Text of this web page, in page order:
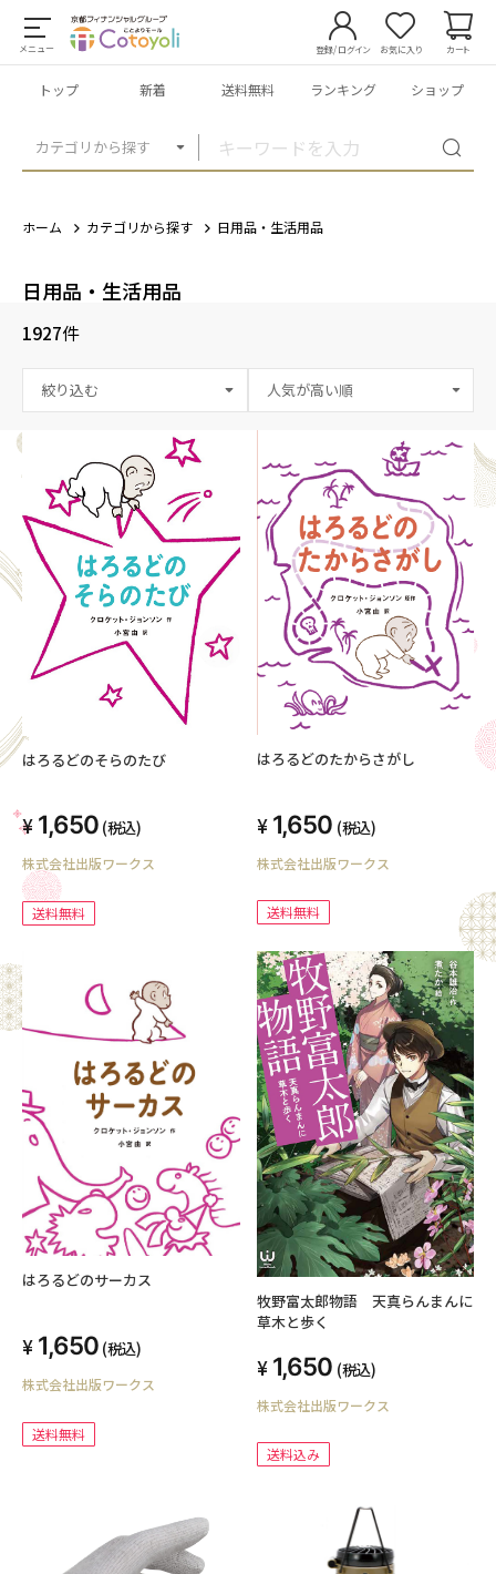
メニュー
カテゴリから探す
登録/ログイン お気に入り カート
トップ 新着 送料無料 ランキング ショップ
ホーム カテゴリから探す 日用品・生活用品
日用品・生活用品
1927件
絞り込む
はろるどのそらのたび
1,650 (税込)
株式会社出版ワークス
送料無料
はろるどのたからさがし
1,650 (税込)
株式会社出版ワークス
送料無料
はろるどのサーカス
1,650 (税込)
株式会社出版ワークス
送料無料
牧野富太郎物語 天真らんまんに
草木と歩く
1,650 (税込)
株式会社出版ワークス
送料込み